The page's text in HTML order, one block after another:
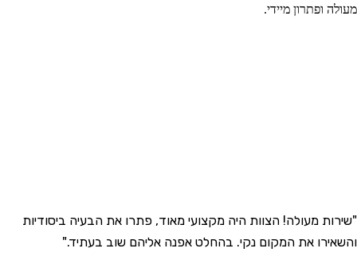
ופתרון מיידי.
מעולה! הצוות היה מקצועי מאוד, פתרו את הבעיה ביסודיות
את המקום נקי. בהחלט אפנה אליהם שוב בעתיד."